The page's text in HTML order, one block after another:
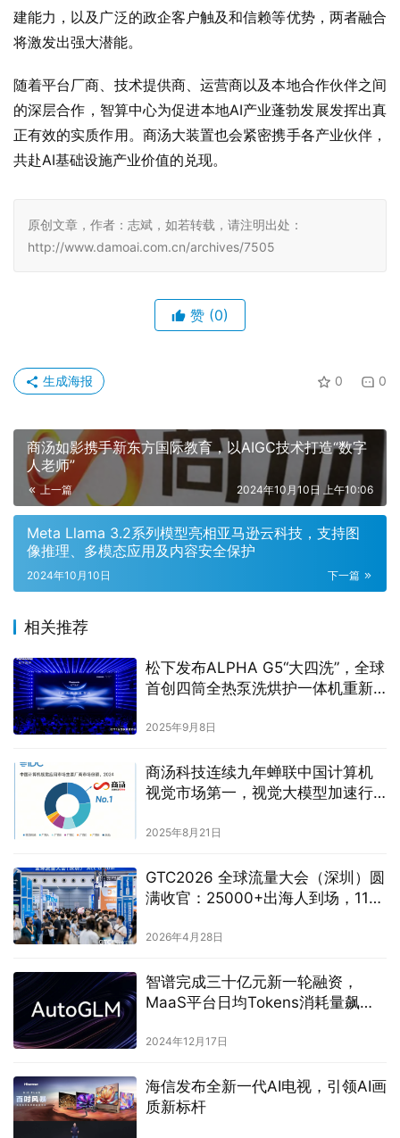
建能力，以及广泛的政企客户触及和信赖等优势，两者融合
将激发出强大潜能。
随着平台厂商、技术提供商、运营商以及本地合作伙伴之间
的深层合作，智算中心为促进本地AI产业蓬勃发展发挥出真
正有效的实质作用。商汤大装置也会紧密携手各产业伙伴，
共赴AI基础设施产业价值的兑现。
原创文章，作者：志斌，如若转载，请注明出处：
http://www.damoai.com.cn/archives/7505
赞 (0)
0 0
生成海报
商汤如影携手新东方国际教育，以AIGC技术打造“数字
人老师”
上一篇 2024年10月10日 上午10:06
Meta Llama 3.2系列模型亮相亚马逊云科技，支持图
像推理、多模态应用及内容安全保护
下一篇
2024年10月10日
相关推荐
松下发布ALPHA G5“大四洗”，全球
首创四筒全热泵洗烘护一体机重新
2025年9月8日
商汤科技连续九年蝉联中国计算机
视觉市场第一，视觉大模型加速行
2025年8月21日
GTC2026 全球流量大会（深圳）圆
满收官：25000+出海人到场，11月
2026年4月28日
智谱完成三十亿元新一轮融资，
MaaS平台日均Tokens消耗量飙升
2024年12月17日
海信发布全新一代AI电视，引领AI画
质新标杆